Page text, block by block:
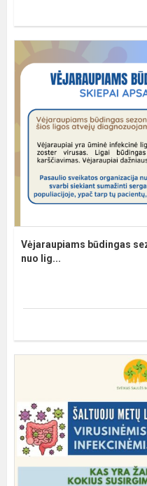
Vėjaraupiams būdingas
nuo lig...